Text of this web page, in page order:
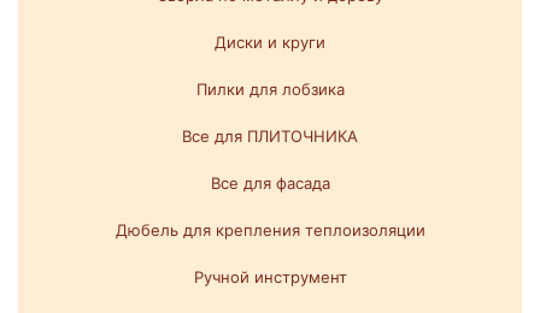
Диски и круги
Пилки для лобзика
Все для ПЛИТОЧНИКА
Все для фасада
Дюбель для крепления теплоизоляции
Ручной инструмент